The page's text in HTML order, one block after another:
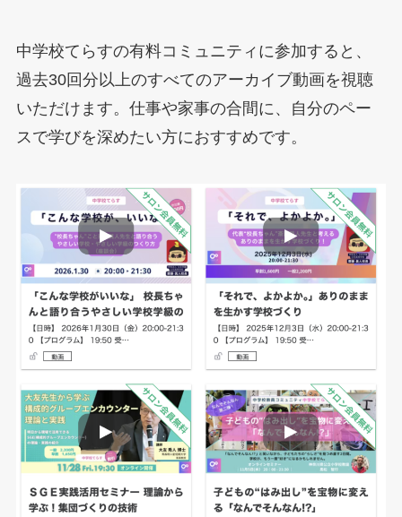
中学校てらすの有料コミュニティに参加すると、
過去30回分以上のすべてのアーカイブ動画を視聴
いただけます。仕事や家事の合間に、自分のペー
スで学びを深めたい方におすすめです。